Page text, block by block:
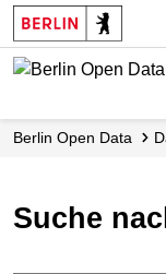
Skip
to
main
Berlin Open Data
Suche